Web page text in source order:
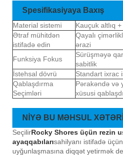
Spesifikasiyaya Baxış
Material sistemi
Kauçuk altlıq
Ətraf mühitdən
istifadə edin
Qayalı
ərazi
Funksiya Fokus
Sürüşməyə
sabitlik
İstehsal dövrü
Standart ixrac
Qablaşdırma
Seçimləri
Pərakəndə və
xüsusi
NİYƏ BU MƏHSUL
SeçilirRocky Shores üçün rezin
ayaqqabılarısahilyanı istifadə
uyğunlaşmasına diqqət yetirmək